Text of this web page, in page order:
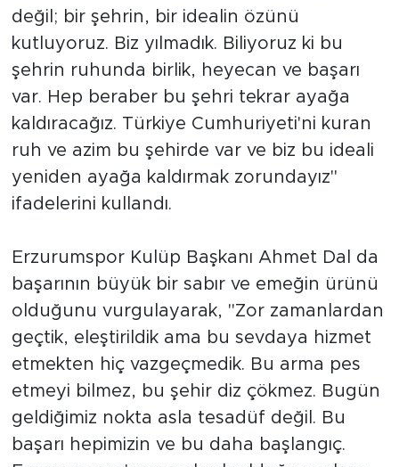
sadece bir şampiyonluğu veya kupayı
değil; bir şehrin, bir idealin özünü
kutluyoruz. Biz yılmadık. Biliyoruz ki bu
şehrin ruhunda birlik, heyecan ve başarı
var. Hep beraber bu şehri tekrar ayağa
kaldıracağız. Türkiye Cumhuriyeti'ni kuran
ruh ve azim bu şehirde var ve biz bu ideali
yeniden ayağa kaldırmak zorundayız"
Erzurumspor Kulüp Başkanı Ahmet Dal da
başarının büyük bir sabır ve emeğin ürünü
olduğunu vurgulayarak, "Zor zamanlardan
geçtik, eleştirildik ama bu sevdaya hizmet
etmekten hiç vazgeçmedik. Bu arma pes
etmeyi bilmez, bu şehir diz çökmez. Bugün
geldiğimiz nokta asla tesadüf değil. Bu